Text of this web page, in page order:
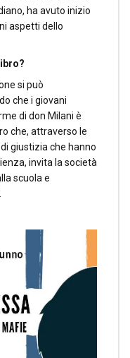
ha avuto inizio
aspetti dello
si può
che i giovani
di don Milani è
che, attraverso le
giustizia che hanno
invita la società
scuola e